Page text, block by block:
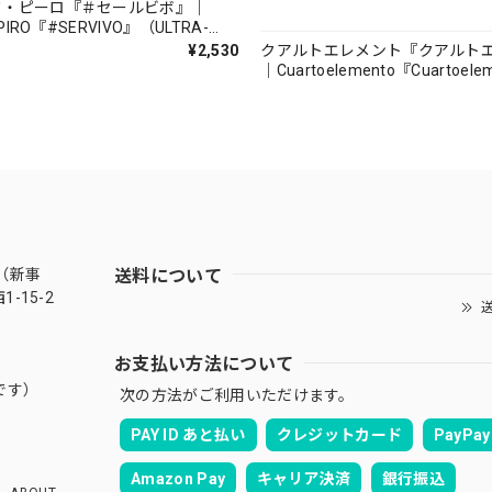
ピーロ『＃セールビボ』｜
『#SERVIVO』（ULTRA-
¥2,530
クアルトエレメント『クアルト
｜Cuartoelemento『
新事
1-15-2
）
送料について
お支払い方法について
次の方法がご利用いただけます。
PAY ID あと払い クレジットカード PayPay
Amazon Pay キャリア決済 銀行振込